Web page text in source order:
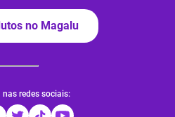
no Magalu
nas redes sociais: